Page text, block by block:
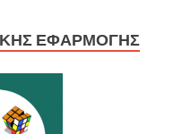
ΕΦΑΡΜΟΓΉΣ